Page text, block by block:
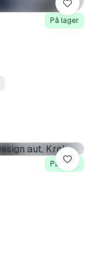
På lager
Lagre
På lager
Lagre